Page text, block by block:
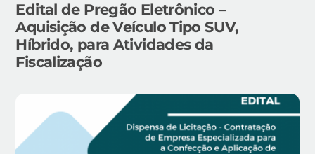
Edital de Pregão Eletrônico –
Aquisição de Veículo Tipo SUV,
Híbrido, para Atividades da
Fiscalização